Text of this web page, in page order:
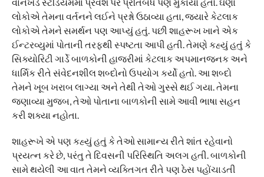
લોકોએ તેમના વર્તનને લઈને પ્રશ્નો ઉઠાવ્યા હતા, જ્યારે કેટલાક
લોકોએ તેમને સમર્થન પણ આપ્યું હતું. પછી શાહરૂખ ખાને એક
ઈન્ટરવ્યુમાં પોતાની તરફથી સ્પષ્ટતા આપી હતી. તેમણે કહ્યું હતું કે
સિક્યોરિટી ગાર્ડે બાળકોની હાજરીમાં કેટલાક અપમાનજનક અને
ધાર્મિક રીતે સંવેદનશીલ શબ્દોનો ઉપયોગ કર્યો હતો. આ શબ્દો
તેમને ખૂબ ખરાબ લાગ્યા અને તેથી તેઓ ગુસ્સે થઈ ગયા. તેમના
જણાવ્યા મુજબ, તેઓ પોતાના બાળકોની સામે આવી ભાષા સહન
કરી શક્યા નહોતા.
શાહરૂખે એ પણ કહ્યું હતું કે તેઓ સામાન્ય રીતે શાંત રહેવાનો
પ્રયત્ન કરે છે, પરંતુ તે દિવસની પરિસ્થિતિ અલગ હતી. બાળકોની
સામે થયેલી આ વાત તેમને વ્યક્તિગત રીતે પણ ઠેસ પહોંચાડતી